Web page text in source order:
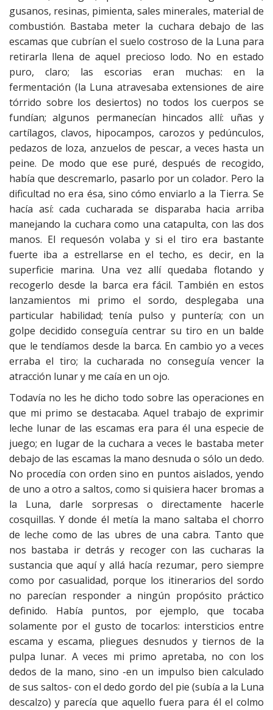
gusanos, resinas, pimienta, sales minerales, material de
combustión. Bastaba meter la cuchara debajo de las
escamas que cubrían el suelo costroso de la Luna para
retirarla llena de aquel precioso lodo. No en estado
puro, claro; las escorias eran muchas: en la
fermentación (la Luna atravesaba extensiones de aire
tórrido sobre los desiertos) no todos los cuerpos se
fundían; algunos permanecían hincados allí: uñas y
cartílagos, clavos, hipocampos, carozos y pedúnculos,
pedazos de loza, anzuelos de pescar, a veces hasta un
peine. De modo que ese puré, después de recogido,
había que descremarlo, pasarlo por un colador. Pero la
dificultad no era ésa, sino cómo enviarlo a la Tierra. Se
hacía así: cada cucharada se disparaba hacia arriba
manejando la cuchara como una catapulta, con las dos
manos. El requesón volaba y si el tiro era bastante
fuerte iba a estrellarse en el techo, es decir, en la
superficie marina. Una vez allí quedaba flotando y
recogerlo desde la barca era fácil. También en estos
lanzamientos mi primo el sordo, desplegaba una
particular habilidad; tenía pulso y puntería; con un
golpe decidido conseguía centrar su tiro en un balde
que le tendíamos desde la barca. En cambio yo a veces
erraba el tiro; la cucharada no conseguía vencer la
atracción lunar y me caía en un ojo.
Todavía no les he dicho todo sobre las operaciones en
que mi primo se destacaba. Aquel trabajo de exprimir
leche lunar de las escamas era para él una especie de
juego; en lugar de la cuchara a veces le bastaba meter
debajo de las escamas la mano desnuda o sólo un dedo.
No procedía con orden sino en puntos aislados, yendo
de uno a otro a saltos, como si quisiera hacer bromas a
la Luna, darle sorpresas o directamente hacerle
cosquillas. Y donde él metía la mano saltaba el chorro
de leche como de las ubres de una cabra. Tanto que
nos bastaba ir detrás y recoger con las cucharas la
sustancia que aquí y allá hacía rezumar, pero siempre
como por casualidad, porque los itinerarios del sordo
no parecían responder a ningún propósito práctico
definido. Había puntos, por ejemplo, que tocaba
solamente por el gusto de tocarlos: intersticios entre
escama y escama, pliegues desnudos y tiernos de la
pulpa lunar. A veces mi primo apretaba, no con los
dedos de la mano, sino -en un impulso bien calculado
de sus saltos- con el dedo gordo del pie (subía a la Luna
descalzo) y parecía que aquello fuera para él el colmo